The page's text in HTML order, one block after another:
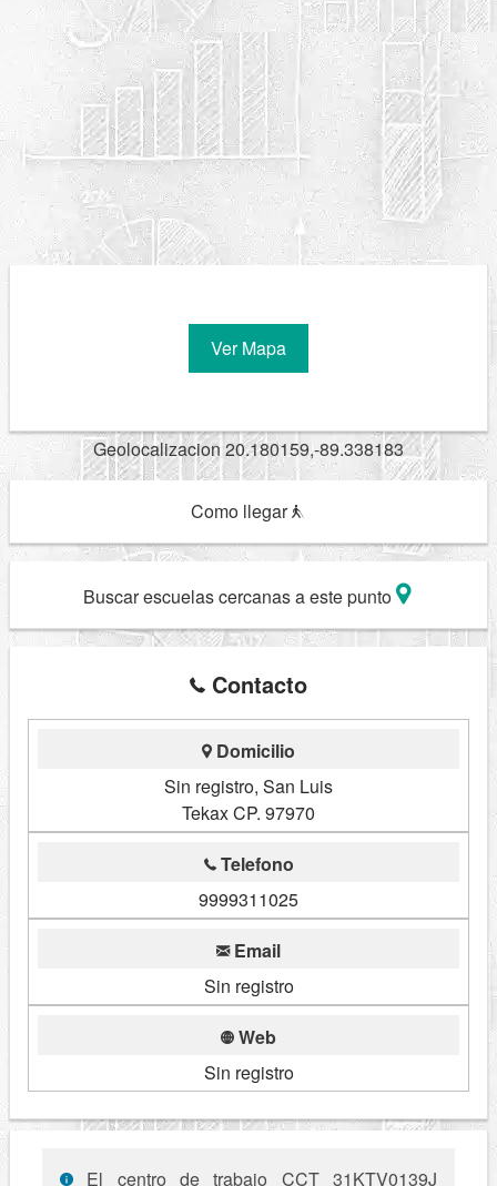
Ver Mapa
Geolocalizacion 20.180159,-89.338183
Como llegar
Buscar escuelas cercanas a este punto
Contacto
Domicilio
Sin registro, San Luis
Tekax CP. 97970
Telefono
9999311025
Email
Sin registro
Web
Sin registro
El centro de trabajo CCT 31KTV0139J